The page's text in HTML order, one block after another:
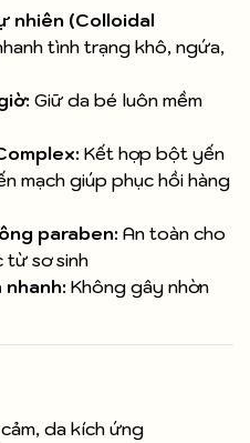
nhiên (Colloidal
tình trạng khô, ngứa,
Giữ da bé luôn mềm
Kết hợp bột yến
mạch giúp phục hồi hàng
paraben: An toàn cho
từ sơ sinh
nhanh: Không gây nhờn
da kích ứng